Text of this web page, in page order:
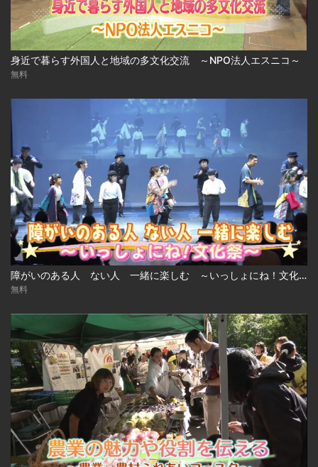
身近で暮らす外国人と地域の多文化交流 ～NPO法人エスニコ～
無料
障がいのある人 ない人 一緒に楽しむ ～いっしょにね！文化祭～
無料